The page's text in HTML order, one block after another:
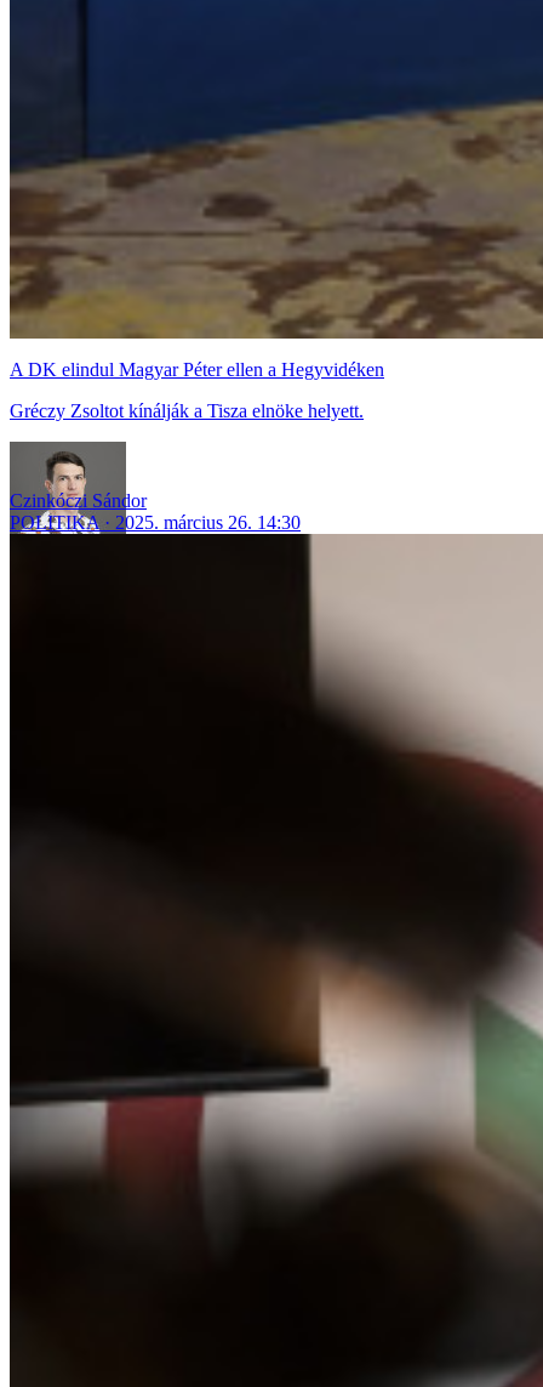
A DK elindul Magyar Péter ellen a Hegyvidéken
Gréczy Zsoltot kínálják a Tisza elnöke helyett.
Czinkóczi Sándor
POLITIKA
2025. március 26. 14:30